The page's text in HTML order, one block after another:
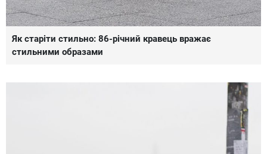
Як старіти стильно: 86-річний кравець вражає
стильними образами